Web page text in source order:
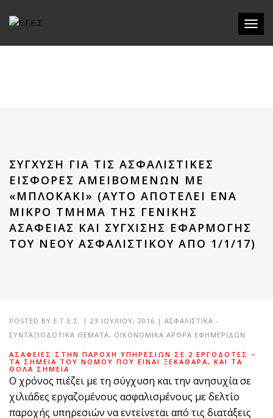
ΣΎΓΧΥΣΗ ΓΙΑ ΤΙΣ ΑΣΦΑΛΙΣΤΙΚΈΣ
ΕΙΣΦΟΡΈΣ ΑΜΕΙΒΟΜΈΝΩΝ ΜΕ
«ΜΠΛΟΚΆΚΙ» (ΑΥΤΌ ΑΠΟΤΕΛΕΊ ΈΝΑ
ΜΙΚΡΌ ΤΜΉΜΑ ΤΗΣ ΓΕΝΙΚΉΣ
ΑΣΆΦΕΙΑΣ ΚΑΙ ΣΎΓΧΙΣΗΣ ΕΦΑΡΜΟΓΉΣ
ΤΟΥ ΝΈΟΥ ΑΣΦΑΛΙΣΤΙΚΟΎ ΑΠΌ 1/1/17)
POSTED BY Ε.Γ.Ε.Σ. | 23 ΙΟΥΛΊΟΥ, 2016 | ΑΣΦΑΛΙΣΤΙΚΆ -
ΣΥΝΤΑΞΙΟΔΟΤΙΚΆ ΘΈΜΑΤΑ, ΟΙΚΟΝΟΜΙΚΑ ΑΡΘΡΑ ΕΦΗΜΕΡΙΔΩΝ
ΑΣΆΦΕΙΕΣ ΣΤΗΝ ΠΑΡΟΧΉ ΥΠΗΡΕΣΙΏΝ ΣΕ 2 ΕΡΓΟΔΌΤΕΣ –
ΤΑ ΣΗΜΕΊΑ ΤΟΥ ΝΌΜΟΥ ΠΟΥ ΕΊΝΑΙ ΞΕΚΆΘΑΡΑ, ΚΑΙ ΤΑ
ΘΟΛΆ ΣΗΜΕΊΑ
Ο χρόνος πιέζει με τη σύγχυση και την ανησυχία σε
χιλιάδες εργαζομένους ασφαλισμένους με δελτίο
παροχής υπηρεσιών να εντείνεται από τις διατάξεις